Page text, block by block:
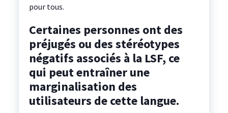
pour tous.
Certaines personnes ont des
préjugés ou des stéréotypes
négatifs associés à la LSF, ce
qui peut entraîner une
marginalisation des
utilisateurs de cette langue.